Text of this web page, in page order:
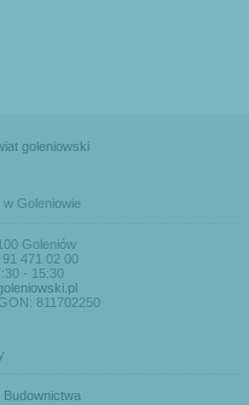
Goleniowie
Goleniów
471 02 00
- 15:30
811702250
Budownictwa